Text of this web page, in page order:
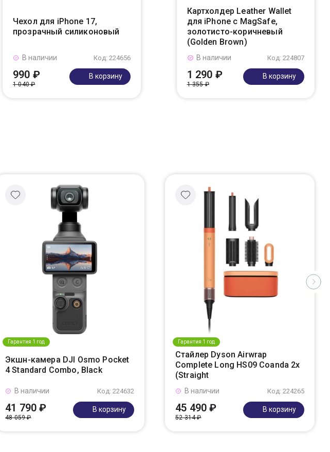
Чехол для iPhone 17,
прозрачный силиконовый
Код: 224656
В наличии
990 ₽
1 040 ₽
В корзину
Картхолдер Leather Wallet
для iPhone с MagSafe,
золотисто-коричневый
(Golden Brown)
Код: 224807
В наличии
1 290 ₽
1 355 ₽
В корзину
Гарантия 1 год
Экшн-камера DJI Osmo Pocket
4 Standard Combo, Black
Код: 224632
В наличии
41 790 ₽
48 059 ₽
В корзину
Гарантия 1 год
Стайлер Dyson Airwrap
Complete Long HS09 Coanda 2x
(Straight
Код: 224265
В наличии
45 490 ₽
52 314 ₽
В корзину